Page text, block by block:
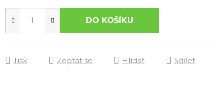
DO KOŠÍKU
Tisk Zeptat se Hlídat Sdílet